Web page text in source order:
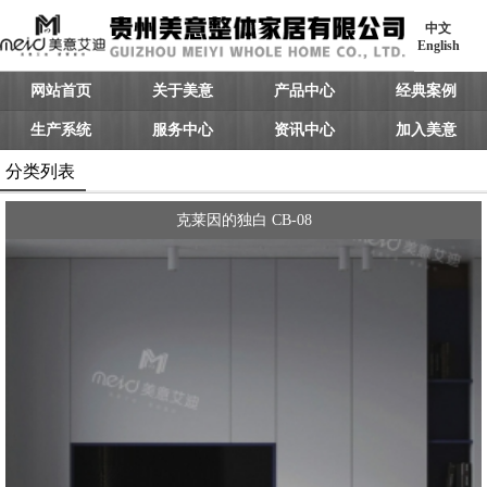
中文
English
网站首页 关于美意 产品中心 经典案例
生产系统 服务中心 资讯中心 加入美意
分类列表
克莱因的独白 CB-08